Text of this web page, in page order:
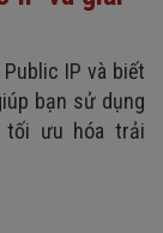
IP và biết
bạn sử dụng
tối ưu hóa trải